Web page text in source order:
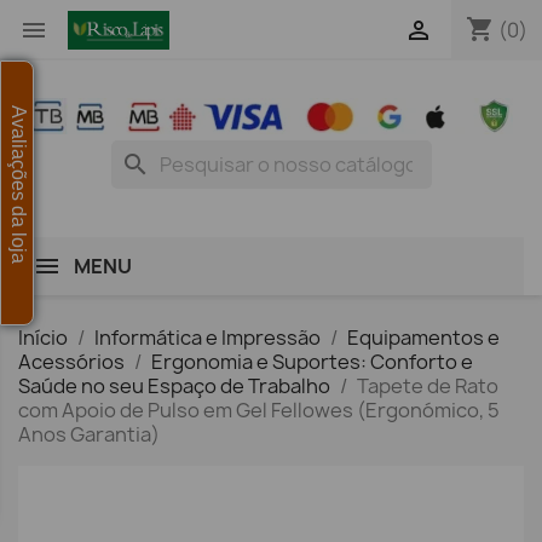
 shopping_cart (0)

search
MENU
Início Informática e Impressão
Equipamentos e
Acessórios
Ergonomia e Suportes: Conforto e
Saúde no seu Espaço de Trabalho
Tapete de Rato
com Apoio de Pulso em Gel Fellowes (Ergonómico, 5
Anos Garantia)
Avaliações da loja